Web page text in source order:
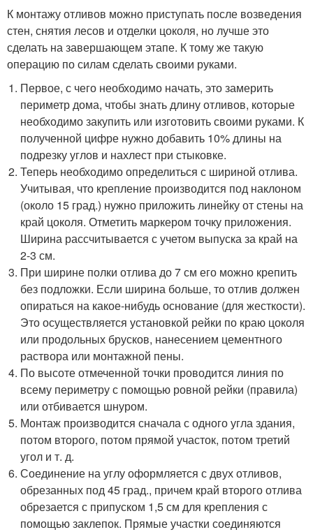
К монтажу отливов можно приступать после возведения
стен, снятия лесов и отделки цоколя, но лучше это
сделать на завершающем этапе. К тому же такую
операцию по силам сделать своими руками.
Первое, с чего необходимо начать, это замерить
периметр дома, чтобы знать длину отливов, которые
необходимо закупить или изготовить своими руками. К
полученной цифре нужно добавить 10% длины на
подрезку углов и нахлест при стыковке.
Теперь необходимо определиться с шириной отлива.
Учитывая, что крепление производится под наклоном
(около 15 град.) нужно приложить линейку от стены на
край цоколя. Отметить маркером точку приложения.
Ширина рассчитывается с учетом выпуска за край на
2-3 см.
При ширине полки отлива до 7 см его можно крепить
без подложки. Если ширина больше, то отлив должен
опираться на какое-нибудь основание (для жесткости).
Это осуществляется установкой рейки по краю цоколя
или продольных брусков, нанесением цементного
раствора или монтажной пены.
По высоте отмеченной точки проводится линия по
всему периметру с помощью ровной рейки (правила)
или отбивается шнуром.
Монтаж производится сначала с одного угла здания,
потом второго, потом прямой участок, потом третий
угол и т. д.
Соединение на углу оформляется с двух отливов,
обрезанных под 45 град., причем край второго отлива
обрезается с припуском 1,5 см для крепления с
помощью заклепок. Прямые участки соединяются